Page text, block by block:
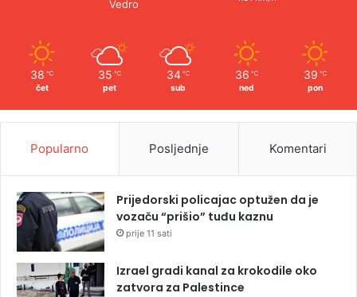
Vedro
38 ℃
čet
35 ℃
pet
34 ℃
sub
36 ℃
ned
39 ℃
pon
Popularno Posljednje Komentari
Prijedorski policajac optužen da je
vozaču “prišio” tuđu kaznu
prije 11 sati
Izrael gradi kanal za krokodile oko
zatvora za Palestince